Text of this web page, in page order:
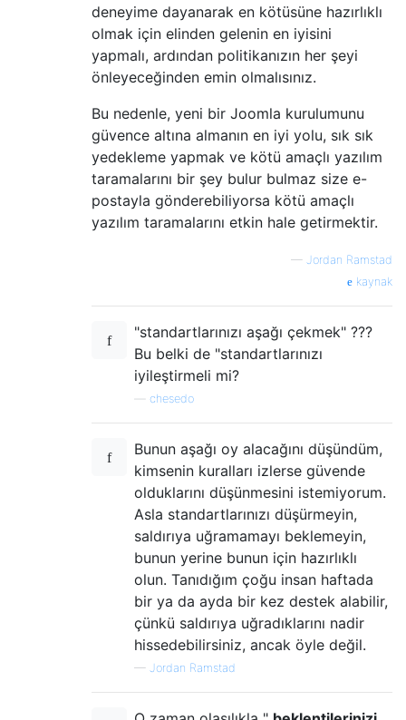
deneyime dayanarak en kötüsüne hazırlıklı
olmak için elinden gelenin en iyisini
yapmalı, ardından politikanızın her şeyi
önleyeceğinden emin olmalısınız.
Bu nedenle, yeni bir Joomla kurulumunu
güvence altına almanın en iyi yolu, sık sık
yedekleme yapmak ve kötü amaçlı yazılım
taramalarını bir şey bulur bulmaz size e-
postayla gönderebiliyorsa kötü amaçlı
yazılım taramalarını etkin hale getirmektir.
— Jordan Ramstad
kaynak
"standartlarınızı aşağı çekmek" ???
Bu belki de "standartlarınızı
iyileştirmeli mi?
chesedo
Bunun aşağı oy alacağını düşündüm,
kimsenin kuralları izlerse güvende
olduklarını düşünmesini istemiyorum.
Asla standartlarınızı düşürmeyin,
saldırıya uğramamayı beklemeyin,
bunun yerine bunun için hazırlıklı
olun. Tanıdığım çoğu insan haftada
bir ya da ayda bir kez destek alabilir,
çünkü saldırıya uğradıklarını nadir
hissedebilirsiniz, ancak öyle değil.
— Jordan Ramstad